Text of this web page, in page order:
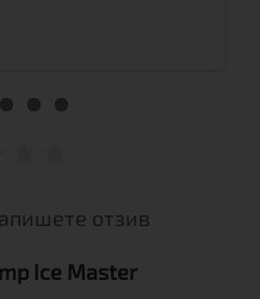
отзив
Ice Master